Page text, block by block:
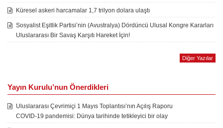
Küresel askeri harcamalar 1,7 trilyon dolara ulaştı
Sosyalist Eşitlik Partisi’nin (Avustralya) Dördüncü Ulusal Kongre Kararları
Uluslararası Bir Savaş Karşıtı Hareket İçin!
Diğer Yazılar
Yayın Kurulu’nun Önerdikleri
Uluslararası Çevrimiçi 1 Mayıs Toplantısı’nın Açılış Raporu
COVID-19 pandemisi: Dünya tarihinde tetikleyici bir olay